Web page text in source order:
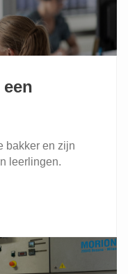
bakker en zijn
leerlingen.